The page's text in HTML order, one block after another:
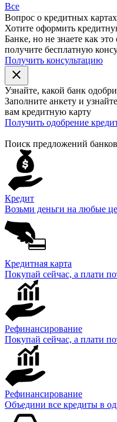
Все
Вопрос о кредитных
Хотите оформить
Банке, но не знаете как
получите бесплатную
Получить консультацию
close
Узнайте, какой банк
Заполните анкету и
вам кредитную карту
Получить одобрение
Поиск предложений банков
Кредит
Возьми деньги на любые
Кредитная карта
Покупай сейчас, а плати
Рефинансирование
Покупай сейчас, а плати
Рефинансирование
Объедини все кредиты в